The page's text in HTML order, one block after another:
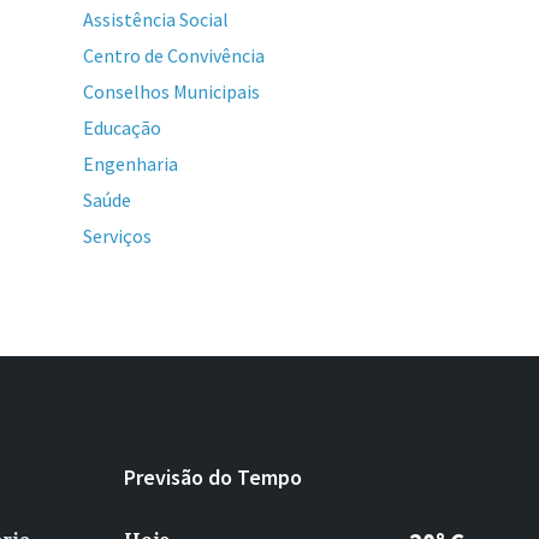
Assistência Social
Centro de Convivência
Conselhos Municipais
Educação
Engenharia
Saúde
Serviços
Previsão do Tempo